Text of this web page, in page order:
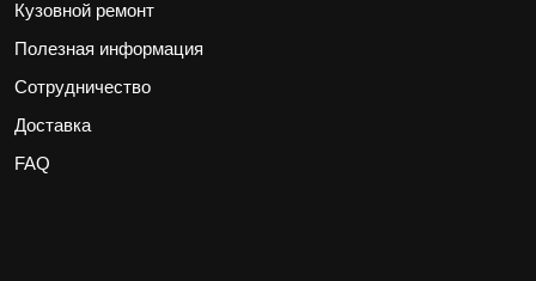
Кузовной ремонт
Полезная информация
Сотрудничество
Доставка
FAQ